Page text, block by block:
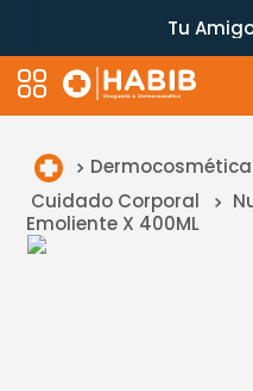
Tu
Dermocosmética
Cuidado Corporal
Emoliente X 400ML